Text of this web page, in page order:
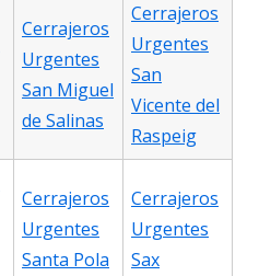
Cerrajeros
Urgentes
San Miguel
de Salinas
Cerrajeros
Urgentes
San
Vicente del
Raspeig
Cerrajeros
Urgentes
Santa Pola
Cerrajeros
Urgentes
Sax